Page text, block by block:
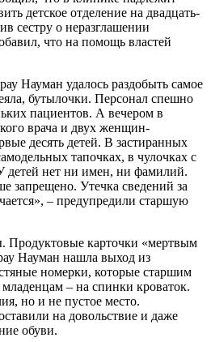
детское отделение на двадцать-
сестру о неразглашении
что на помощь властей
Науман удалось раздобыть самое
бутылочки. Персонал спешно
пациентов. А вечером в
врача и двух женщин-
десять детей. В застиранных
тапочках, в чулочках с
детей нет ни имен, ни фамилий.
запрещено. Утечка сведений за
– предупредили старшую
Продуктовые карточки «мертвым
Науман нашла выход из
номерки, которые старшим
– на спинки кроваток.
но и не пустое место.
на довольствие и даже
обуви.